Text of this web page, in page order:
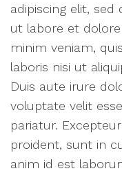
adipiscing elit,
ut labore et
minim veniam,
laboris nisi ut
Duis aute irure
voluptate velit
pariatur.
proident, sunt in
anim id est